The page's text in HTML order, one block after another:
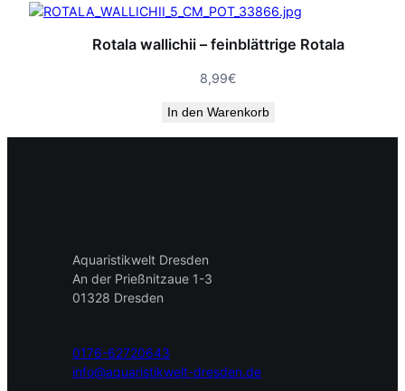
Rotala wallichii – feinblättrige Rotala
8,99€
In den Warenkorb
Aquaristikwelt Dresden
An der Prießnitzaue 1-3
01328 Dresden
0176-62720643
info@aquaristikwelt-dresden.de